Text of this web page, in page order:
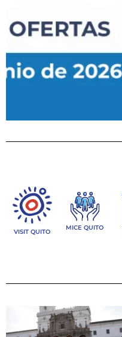
VISIT QUITO
MICE QUITO